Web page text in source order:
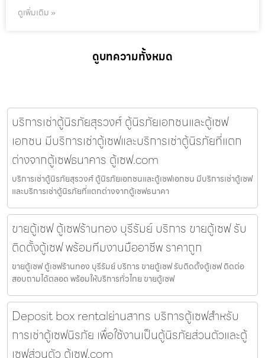
ดูเพิ่มเติม »
ดูบทความทั้งหมด
บริการเช่าตู้นิรภัยสุรวงศ์ ตู้นิรภัยเอกชนและตู้เซฟ
เอกชน มีบริการเช่าตู้เซฟและบริการเช่าตู้นิรภัยที่แตก
ต่างจากตู้เซฟธนาคาร ตู้เซฟ.com
บริการเช่าตู้นิรภัยสุรวงศ์ ตู้นิรภัยเอกชนและตู้เซฟเอกชน มีบริการเช่าตู้เซฟ
และบริการเช่าตู้นิรภัยที่แตกต่างจากตู้เซฟธนาคา
ขายตู้เซฟ ตู้เซฟร้านทอง บุรีรัมย์ บริการ ขายตู้เซฟ รับ
ติดตั้งตู้เซฟ พร้อมทีมงานมืออาชีพ ราคาถูก
ขายตู้เซฟ ตู้เซฟร้านทอง บุรีรัมย์ บริการ ขายตู้เซฟ รับติดตั้งตู้เซฟ ติดต่อ
สอบถามได้ตลอด พร้อมให้บริการทั่วไทย ขายตู้เซฟ
Deposit box rentalย่านสาทร บริการตู้เซฟสำหรับ
การเช่าตู้เซฟนิรภัย เพื่อใช้งานเป็นตู้นิรภัยส่วนตัวและตู้
เซฟส่วนตัว ตู้เซฟ.com